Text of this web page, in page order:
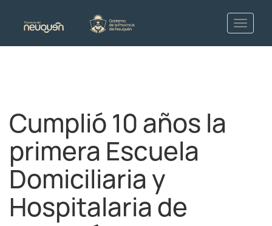
Cumplió 10 años la
primera Escuela
Domiciliaria y
Hospitalaria de